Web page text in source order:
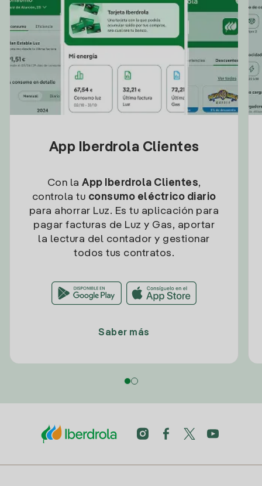
App Iberdrola Clientes
Con la App Iberdrola Clientes,
controla tu consumo eléctrico diario
para ahorrar Luz. Es tu aplicación para
pagar facturas de Luz y Gas, aportar
la lectura del contador y gestionar
todos tus contratos.
Saber más